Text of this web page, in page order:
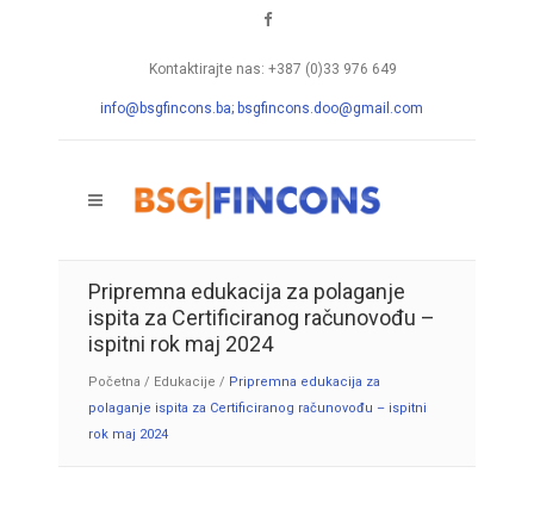
Kontaktirajte nas: +387 (0)33 976 649
info@bsgfincons.ba; bsgfincons.doo@gmail.com
Pripremna edukacija za polaganje
ispita za Certificiranog računovođu –
ispitni rok maj 2024
Početna / Edukacije / Pripremna edukacija za
polaganje ispita za Certificiranog računovođu – ispitni
rok maj 2024